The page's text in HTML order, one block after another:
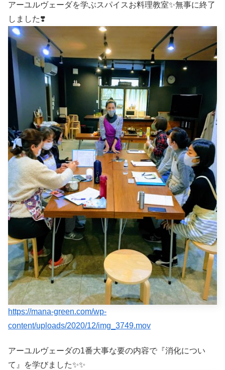
アーユルヴェーダを学ぶスパイスお料理教室✨無事に終了
しました❣️
https://mana-green.com/wp-
content/uploads/2020/12/img_3749.mov
アーユルヴェーダの1番大事な要の内容で『消化につい
て』を学びました✨✨